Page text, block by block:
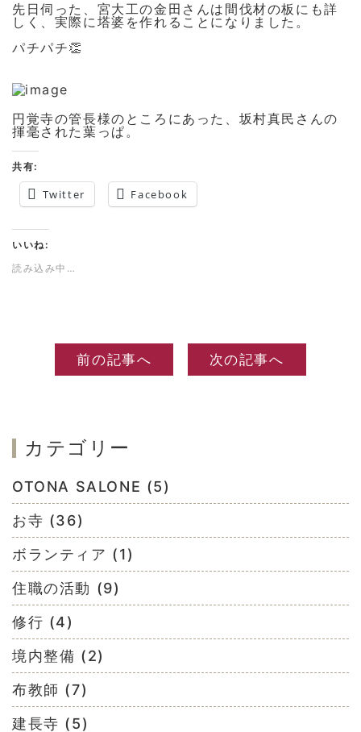
先日伺った、宮大工の金田さんは間伐材の板にも詳
しく、実際に塔婆を作れることになりました。
パチパチ👏
円覚寺の管長様のところにあった、坂村真民さんの
揮毫された葉っぱ。
共有:
Twitter Facebook
いいね:
読み込み中…
前の記事へ 次の記事へ
カテゴリー
OTONA SALONE (5)
お寺 (36)
ボランティア (1)
住職の活動 (9)
修行 (4)
境内整備 (2)
布教師 (7)
建長寺 (5)